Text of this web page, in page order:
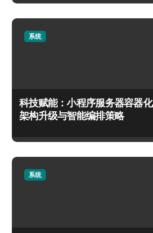
系统
科技赋能：小程序服务器容器化
架构升级与智能编排策略
系统